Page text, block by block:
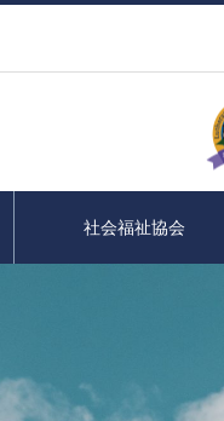
社会福祉協会